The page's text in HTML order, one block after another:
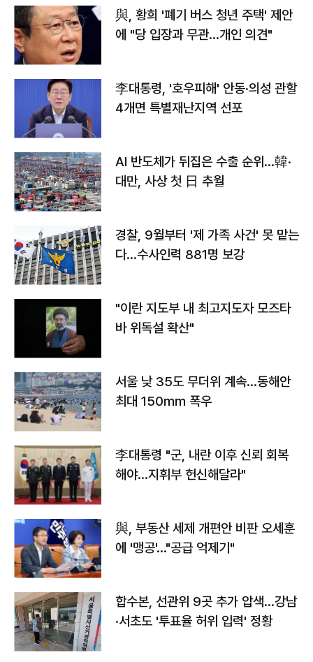
與, 황희 '폐기 버스 청년 주택' 제안
에 "당 입장과 무관…개인 의견"
李대통령, '호우피해' 안동·의성 관할
4개면 특별재난지역 선포
AI 반도체가 뒤집은 수출 순위…韓·
대만, 사상 첫 日 추월
경찰, 9월부터 '제 가족 사건' 못 맡는
다…수사인력 881명 보강
"이란 지도부 내 최고지도자 모즈타
바 위독설 확산"
서울 낮 35도 무더위 계속…동해안
최대 150㎜ 폭우
李대통령 "군, 내란 이후 신뢰 회복
해야…지휘부 헌신해달라"
與, 부동산 세제 개편안 비판 오세훈
에 '맹공'…"공급 억제기"
합수본, 선관위 9곳 추가 압색…강남
·서초도 '투표율 허위 입력' 정황